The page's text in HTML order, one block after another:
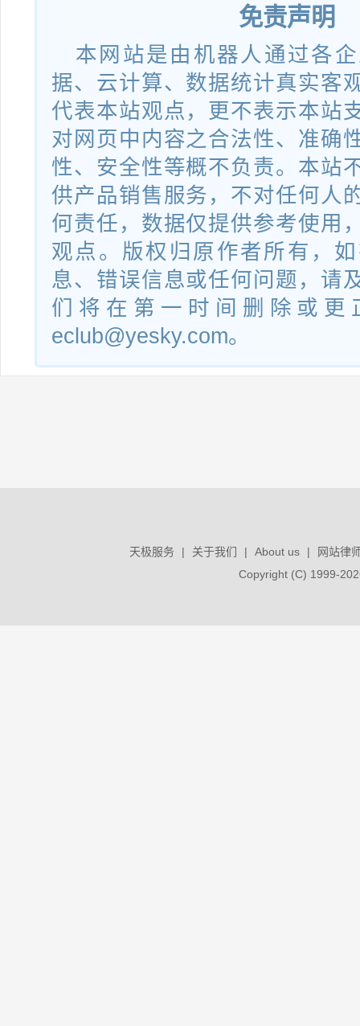
免责声明
本网站是由机器人通过各
据、云计算、数据统计真实客
代表本站观点，更不表示本站
对网页中内容之合法性、准确
性、安全性等概不负责。本站
供产品销售服务，不对任何人
何责任，数据仅提供参考使用
观点。版权归原作者所有，
息、错误信息或任何问题，请
们将在第一时间删除或更
eclub@yesky.com。
天极服务 | 关于我们 | About us |
网站律
Copyright (C) 1999-